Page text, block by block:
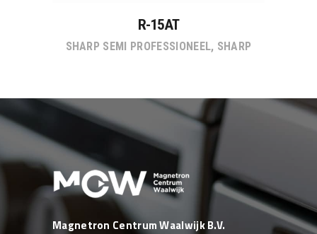
R-15AT
SHARP SEMI PROFESSIONEEL, SHARP
Magnetron Centrum Waalwijk B.V.